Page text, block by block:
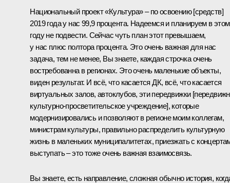
Национальный проект «Культура» – по освоению [средств]
2019 года у нас 99,9 процента. Надеемся и планируем в этом
году не подвести. Сейчас чуть план этот превышаем,
у нас плюс полтора процента. Это очень важная для нас
задача, тем не менее, Вы знаете, каждая строчка очень
востребованна в регионах. Это очень маленькие объекты,
виден результат. И всё, что касается ДК, всё, что касается
виртуальных залов, автоклубов, эти передвижки
культурно-просветительское учреждение], которые
модернизировались и позволяют в регионе моим коллегам,
министрам культуры, правильно распределить культурную
жизнь в маленьких муниципалитетах, приезжать с
выступать – это тоже очень важная взаимосвязь.
Вы знаете, есть направление, сложная обычно история,